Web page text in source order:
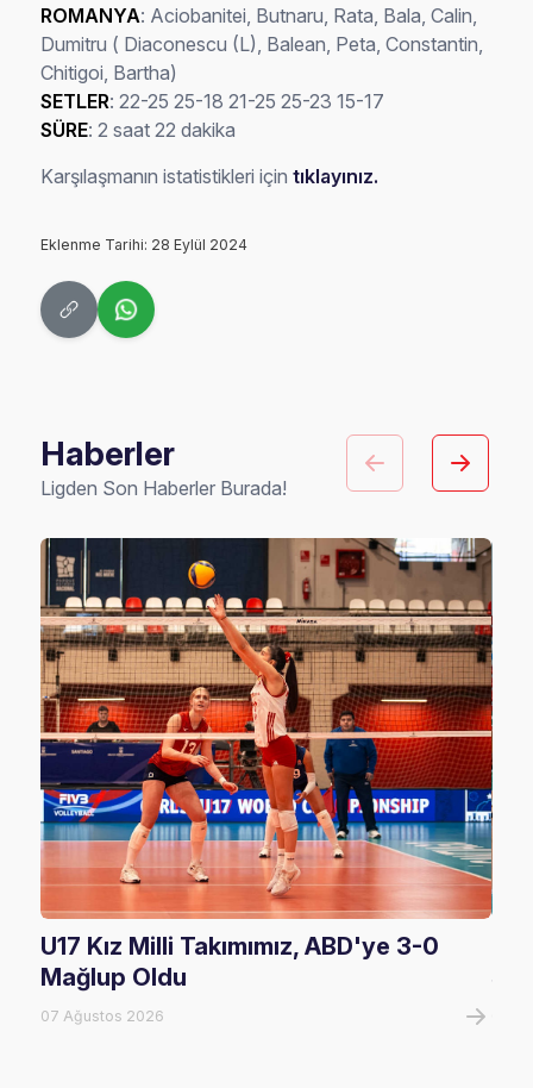
ROMANYA: Aciobanitei, Butnaru, Rata, Bala, Calin,
Dumitru ( Diaconescu (L), Balean, Peta, Constantin,
Chitigoi, Bartha)
SETLER: 22-25 25-18 21-25 25-23 15-17
SÜRE: 2 saat 22 dakika
Karşılaşmanın istatistikleri içintıklayınız.
Eklenme Tarihi: 28 Eylül 2024
Haberler
Ligden Son Haberler Burada!
U17 Kız Milli Takımımız, ABD'ye 3-0
Mağlup Oldu
07 Ağustos 2026